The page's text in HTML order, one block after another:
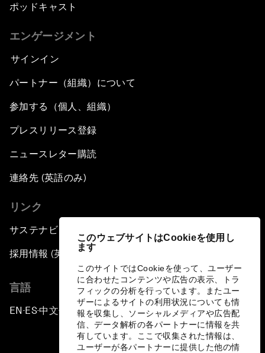
このウェブサイトはCookieを使用し
ます
このサイトではCookieを使って、ユーザー
に合わせたコンテンツや広告の表示、トラ
フィックの分析を行っています。またユー
ザーによるサイトの利用状況についても情
報を収集し、ソーシャルメディアや広告配
信、データ解析の各パートナーに情報を共
有しています。ここで収集された情報は、
ユーザーが各パートナーに提供した他の情
ポッドキャスト
エンゲージメント
サインイン
パートナー（組織）について
参加する（個人、組織）
プレスリリース登録
ニュースレター購読
連絡先 (英語のみ)
リンク
サステナビリティへの取り組み
採用情報 (英語のみ)
言語
EN ▪ES▪中文▪ 日本語